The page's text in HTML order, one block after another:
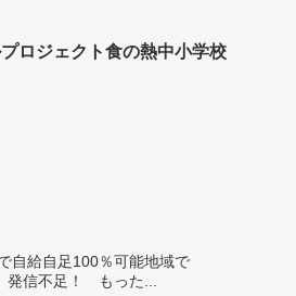
ロジェクト食の熱中小学校
自給自足100％可能地域で
あること、南海トラフ地震への不安を抱える宮崎など沿岸地域の支援を担うことを初めて知りました。 発信不足！ もった...